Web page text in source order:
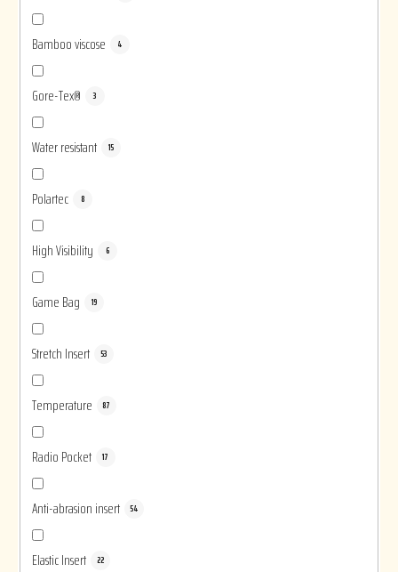
Bamboo viscose 4
Gore-Tex® 3
Water resistant 15
Polartec 8
High Visibility 6
Game Bag 19
Stretch Insert 53
Temperature 87
Radio Pocket 17
Anti-abrasion insert 54
Elastic Insert 22